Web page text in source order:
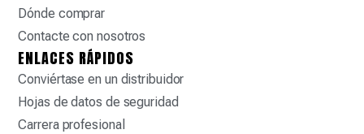
Dónde comprar
Contacte con nosotros
ENLACES RÁPIDOS
Conviértase en un distribuidor
Hojas de datos de seguridad
Carrera profesional